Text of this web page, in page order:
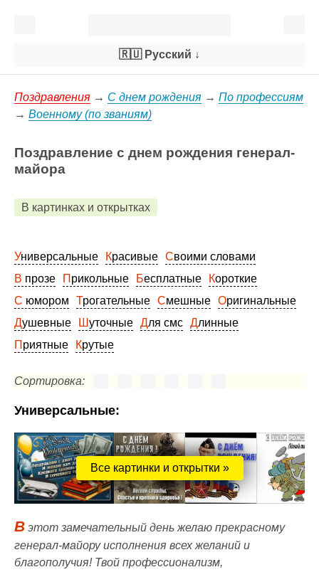
🇷🇺 Русский ↓
Поздравления → С днем рождения → По профессиям
→ Военному (по званиям)
Поздравление с днем рождения генерал-
майора
В картинках и открытках
Универсальные Красивые
Своими словами
В прозе
Прикольные Бесплатные
Короткие
С юмором
Трогательные Смешные
Оригинальные
Душевные
Шуточные Для смс
Длинные
Приятные
Крутые
Сортировка:
Универсальные:
Все картинки и открытки »
В этот замечательный день желаю прекрасному
генерал-майору исполнения всех желаний и
благополучия! Твой профессионализм,